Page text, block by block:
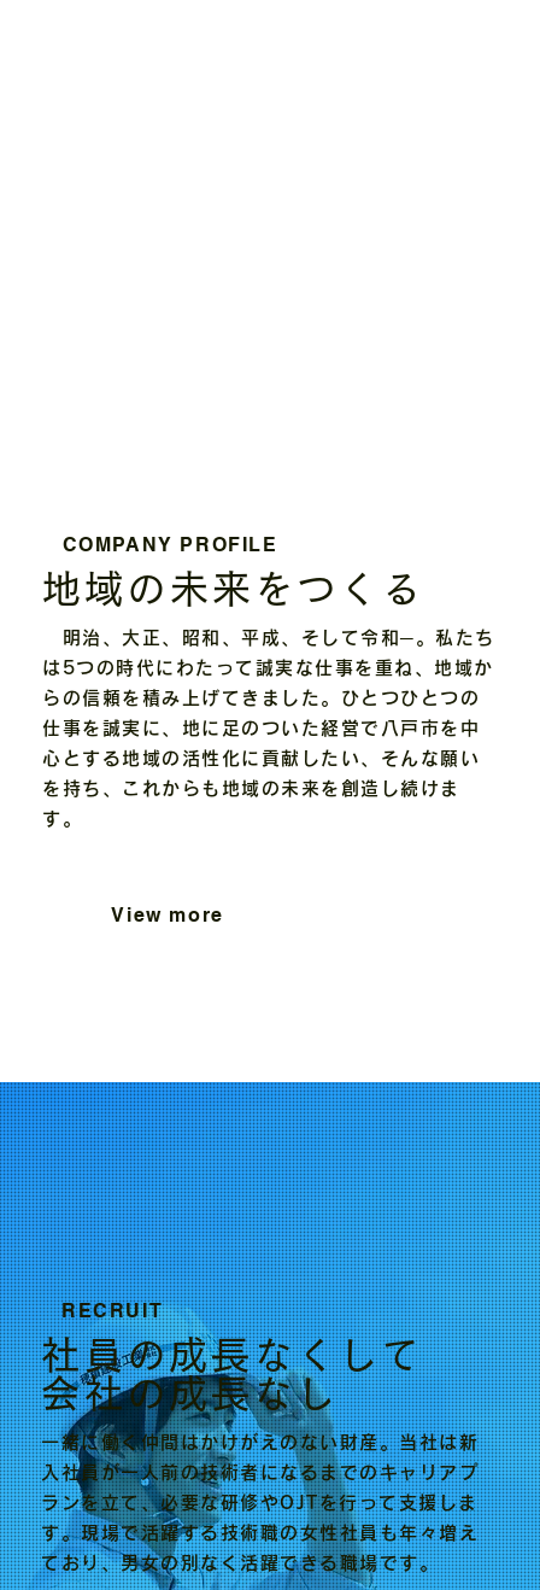
COMPANY PROFILE
地域の未来をつくる
明治、大正、昭和、平成、そして令和─。私たち
は5つの時代にわたって誠実な仕事を重ね、地域か
らの信頼を積み上げてきました。ひとつひとつの
仕事を誠実に、地に足のついた経営で八戸市を中
心とする地域の活性化に貢献したい、そんな願い
を持ち、これからも地域の未来を創造し続けま
す。
View more
RECRUIT
社員の成長なくして
​会社の成長なし
一緒に働く仲間はかけがえのない財産。当社は新
入社員が一人前の技術者になるまでのキャリアプ
ランを立て、必要な研修やOJTを行って支援しま
す。現場で活躍する技術職の女性社員も年々増え
ており、男女の別なく活躍できる職場です。